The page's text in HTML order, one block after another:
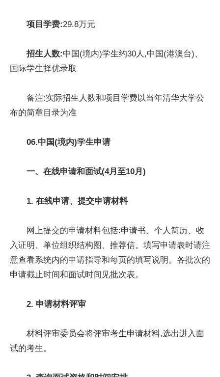
项目学费:29.8万元
招生人数:中国(境内)学生约30人,中国(港澳台)、
国际学生择优录取
备注:实际招生人数和项目学费以当年清华大学公
布的简章目录为准
06.中国(境内)学生申请
一、 在线申请和面试(4月至10月)
1. 在线申请、提交申请材料
网上提交的申请材料包括:申请书、个人简历、收
入证明、单位组织结构图、推荐信。填写申请表时请注
意查看系统内的申请指导和每页的填写说明。各批次的
申请截止时间和面试时间见批次表。
2. 申请材料评审
材料评审委员会将评审考生申请材料,选出进入面
试的考生。